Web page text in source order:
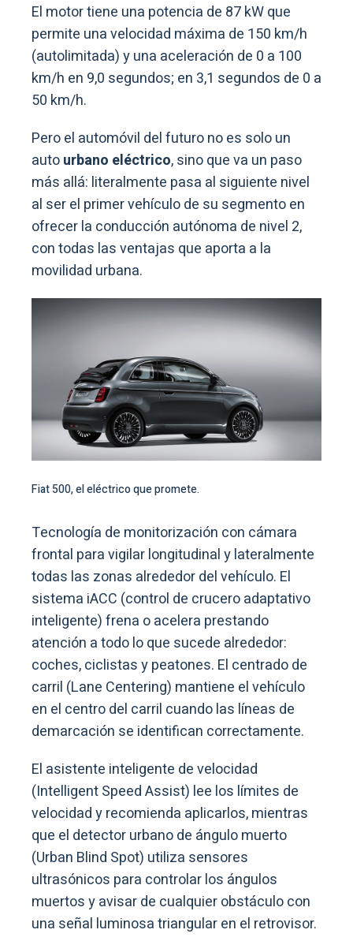
El motor tiene una potencia de 87 kW que
permite una velocidad máxima de 150 km/h
(autolimitada) y una aceleración de 0 a 100
km/h en 9,0 segundos; en 3,1 segundos de 0 a
50 km/h.
Pero el automóvil del futuro no es solo un
autourbano eléctrico, sino que va un paso
más allá: literalmente pasa al siguiente nivel
al ser el primer vehículo de su segmento en
ofrecer la conducción autónoma de nivel 2,
con todas las ventajas que aporta a la
movilidad urbana.
Fiat 500, el eléctrico que promete.
Tecnología de monitorización con cámara
frontal para vigilar longitudinal y lateralmente
todas las zonas alrededor del vehículo. El
sistema iACC (control de crucero adaptativo
inteligente) frena o acelera prestando
atención a todo lo que sucede alrededor:
coches, ciclistas y peatones. El centrado de
carril (Lane Centering) mantiene el vehículo
en el centro del carril cuando las líneas de
demarcación se identifican correctamente.
El asistente inteligente de velocidad
(Intelligent Speed Assist) lee los límites de
velocidad y recomienda aplicarlos, mientras
que el detector urbano de ángulo muerto
(Urban Blind Spot) utiliza sensores
ultrasónicos para controlar los ángulos
muertos y avisar de cualquier obstáculo con
una señal luminosa triangular en el retrovisor.